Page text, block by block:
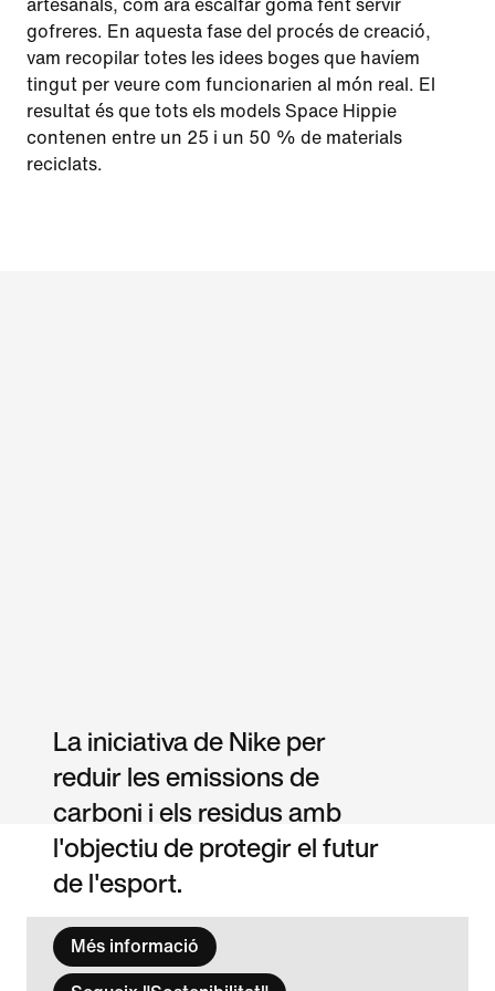
artesanals, com ara escalfar goma fent servir
gofreres. En aquesta fase del procés de creació,
vam recopilar totes les idees boges que havíem
tingut per veure com funcionarien al món real. El
resultat és que tots els models Space Hippie
contenen entre un 25 i un 50 % de materials
reciclats.
La iniciativa de Nike per
reduir les emissions de
carboni i els residus amb
l'objectiu de protegir el futur
de l'esport.
Més informació